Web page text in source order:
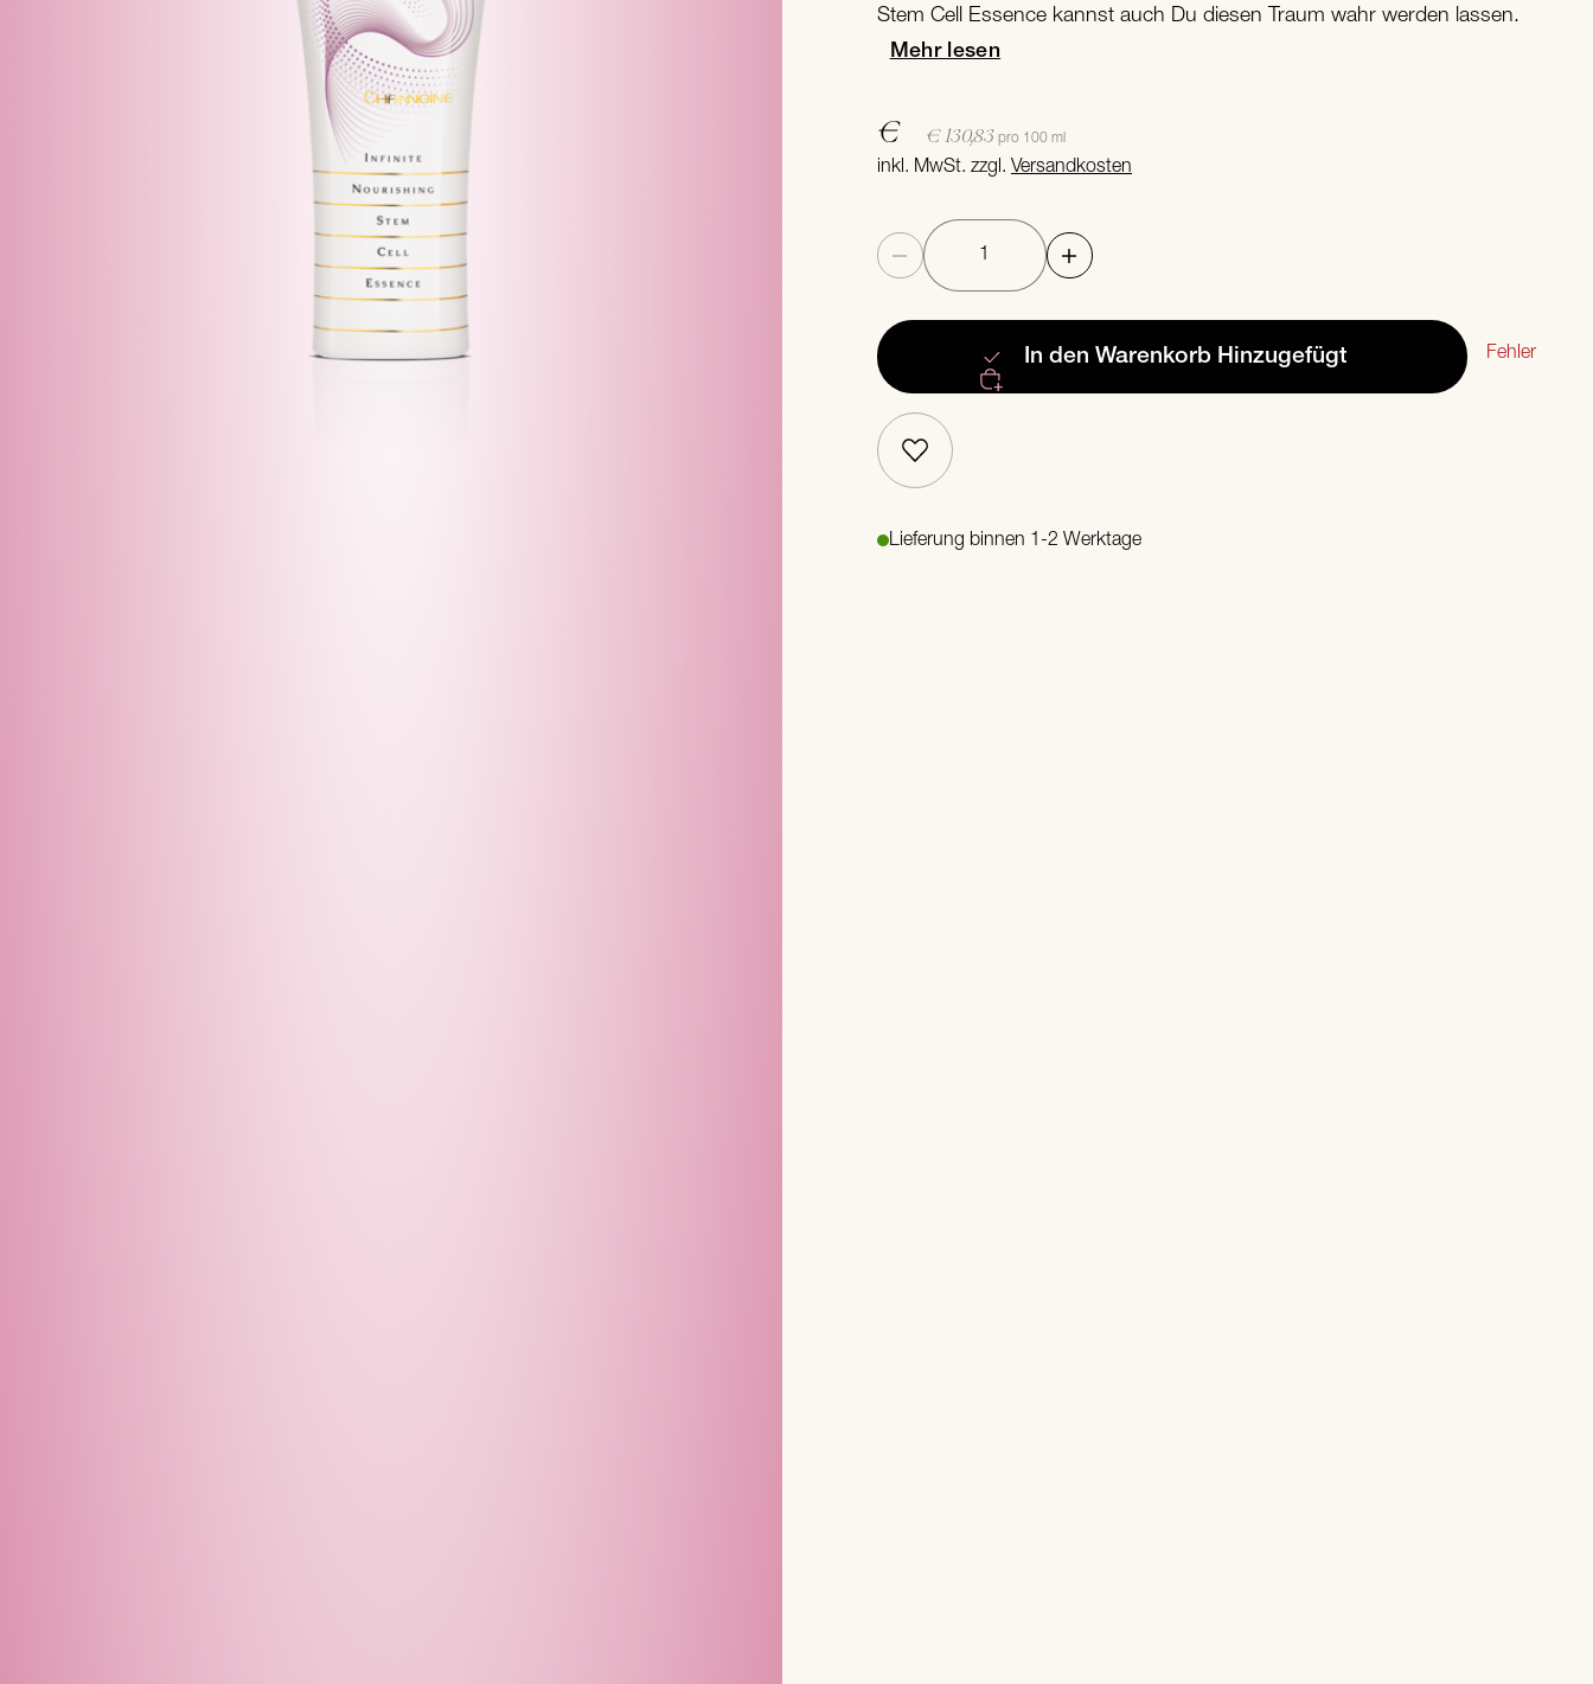
Stem Cell Essence kannst auch Du diesen Traum wahr werden lassen.
Mehr lesen
€ € 130,83 pro 100 ml
inkl. MwSt. zzgl. Versandkosten
Anzahl
In den Warenkorb Hinzugefügt Fehler
Lieferung binnen 1-2 Werktage